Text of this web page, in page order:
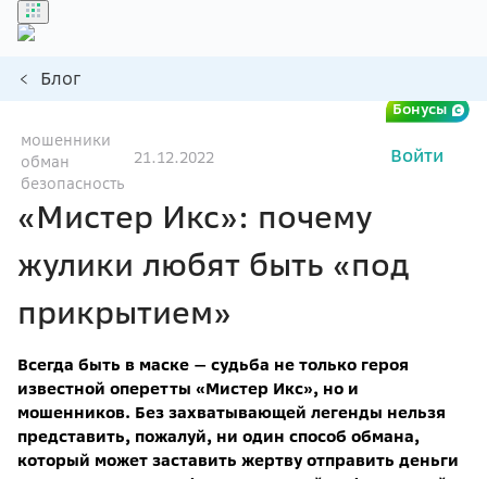
Бонусы
Войти
Блог
мошенники
обман
безопасность
21.12.2022
«Мистер Икс»: почему
жулики любят быть «под
прикрытием»
Всегда быть в маске — судьба не только героя
известной оперетты «Мистер Икс», но и
мошенников. Без захватывающей легенды нельзя
представить, пожалуй, ни один способ обмана,
который может заставить жертву отправить деньги